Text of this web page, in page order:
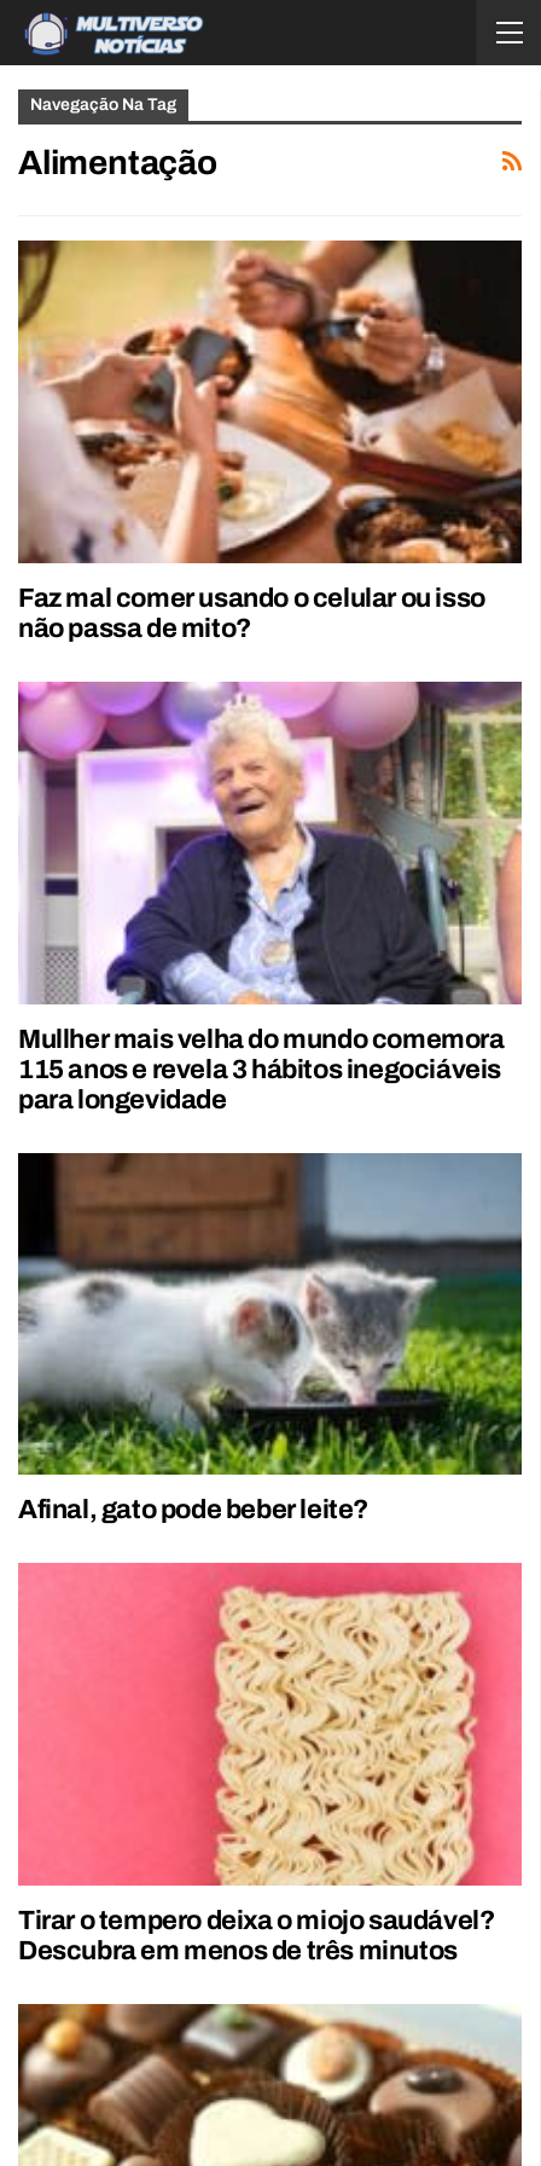
Navegação Na Tag
Alimentação
Faz mal comer usando o celular ou isso
não passa de mito?
Mullher mais velha do mundo comemora
115 anos e revela 3 hábitos inegociáveis
para longevidade
Afinal, gato pode beber leite?
Tirar o tempero deixa o miojo saudável?
Descubra em menos de três minutos